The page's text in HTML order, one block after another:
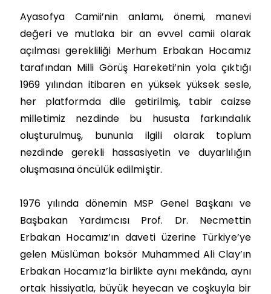
Ayasofya Camii’nin anlamı, önemi, manevi
değeri ve mutlaka bir an evvel camii olarak
açılması gerekliliği Merhum Erbakan Hocamız
tarafından Milli Görüş Hareketi’nin yola çıktığı
1969 yılından itibaren en yüksek yüksek sesle,
her platformda dile getirilmiş, tabir caizse
milletimiz nezdinde bu hususta farkındalık
oluşturulmuş, bununla ilgili olarak toplum
nezdinde gerekli hassasiyetin ve duyarlılığın
oluşmasına öncülük edilmiştir.
1976 yılında dönemin MSP Genel Başkanı ve
Başbakan Yardımcısı Prof. Dr. Necmettin
Erbakan Hocamız’ın daveti üzerine Türkiye’ye
gelen Müslüman boksör Muhammed Ali Clay’ın
Erbakan Hocamız’la birlikte aynı mekânda, aynı
ortak hissiyatla, büyük heyecan ve coşkuyla bir